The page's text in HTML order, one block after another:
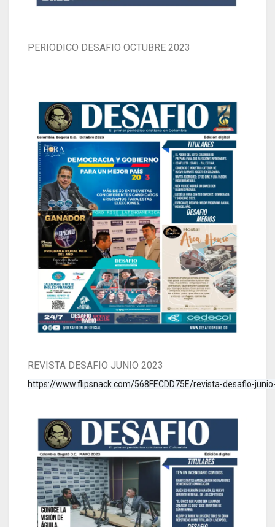
PERIODICO DESAFIO OCTUBRE 2023
REVISTA DESAFIO JUNIO 2023
https://www.flipsnack.com/568FECDD75E/revista-desafio-